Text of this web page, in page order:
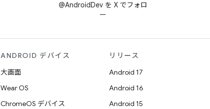
@AndroidDev を X でフォロ
ー
ANDROID デバイス
大画面
Wear OS
ChromeOS デバイス
リリース
Android 17
Android 16
Android 15